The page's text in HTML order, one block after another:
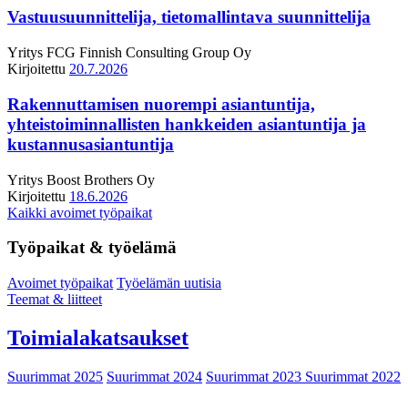
Vastuusuunnittelija, tietomallintava suunnittelija
Yritys FCG Finnish Consulting Group Oy
Kirjoitettu 20.7.2026
Rakennuttamisen nuorempi asiantuntija,
yhteistoiminnallisten hankkeiden asiantuntija ja
kustannusasiantuntija
Yritys Boost Brothers Oy
Kirjoitettu 18.6.2026
Kaikki avoimet työpaikat
Työpaikat & työelämä
Avoimet työpaikat Työelämän uutisia
Teemat & liitteet
Toimialakatsaukset
Suurimmat 2025 Suurimmat 2024 Suurimmat 2023 Suurimmat 2022